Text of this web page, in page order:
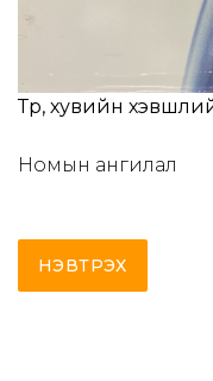
Төр, хувийн
Номын ангилал
НЭВТРЭХ